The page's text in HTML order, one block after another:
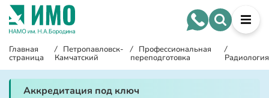
Главная
страница
/ Петропавловск-
Камчатский
/ Профессиональная
переподготовка
/
Радиология
Аккредитация под ключ